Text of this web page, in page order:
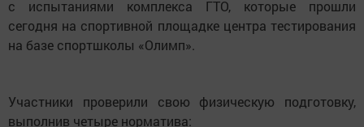
с испытаниями комплекса ГТО, которые прошли
сегодня на спортивной площадке центра тестирования
на базе спортшколы «Олимп».
Участники проверили свою физическую подготовку,
выполнив четыре норматива: